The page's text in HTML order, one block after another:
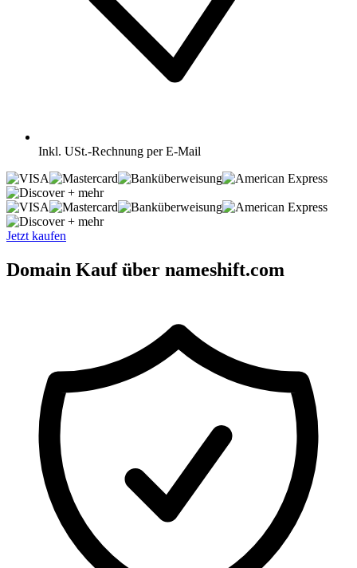
Inkl. USt.-Rechnung per E-Mail
+ mehr
+ mehr
Jetzt kaufen
Domain Kauf über nameshift.com